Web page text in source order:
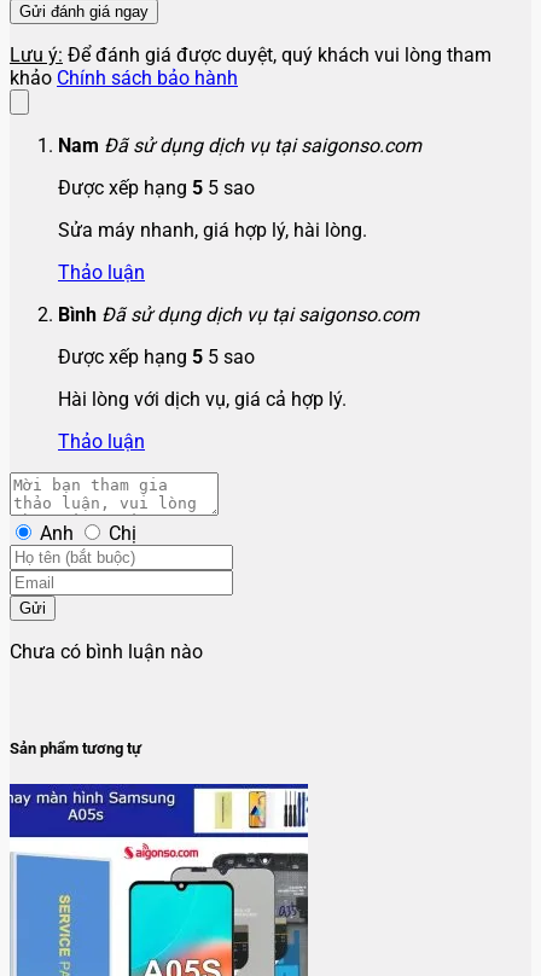
Lưu ý: Để đánh giá được duyệt, quý khách vui lòng tham
khảo Chính sách bảo hành
Nam Đã sử dụng dịch vụ tại saigonso.com
Được xếp hạng 5 5 sao
Sửa máy nhanh, giá hợp lý, hài lòng.
Thảo luận
Bình Đã sử dụng dịch vụ tại saigonso.com
Được xếp hạng 5 5 sao
Hài lòng với dịch vụ, giá cả hợp lý.
Thảo luận
Anh Chị
Gửi
Chưa có bình luận nào
Sản phẩm tương tự